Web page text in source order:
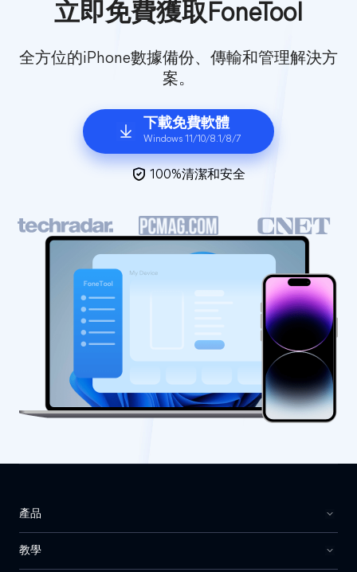
立即免費獲取FoneTool
全方位的iPhone數據備份、傳輸和管理解決方
案。
下載免費軟體
Windows 11/10/8.1/8/7
100%清潔和安全
產品
教學